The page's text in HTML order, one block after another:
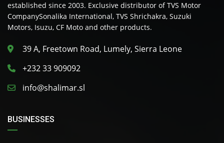
established since 2003. Exclusive distributor of TVS Motor
CompanySonalika International, TVS Shrichakra, Suzuki
Motors, Isuzu, CF Moto and other products.
39 A, Freetown Road, Lumely, Sierra Leone
+232 33 909092
info@shalimar.sl
BUSINESSES